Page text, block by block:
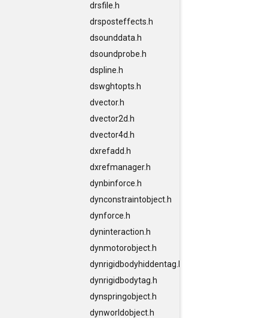
drsfile.h
drsposteffects.h
dsounddata.h
dsoundprobe.h
dspline.h
dswghtopts.h
dvector.h
dvector2d.h
dvector4d.h
dxrefadd.h
dxrefmanager.h
dynbinforce.h
dynconstraintobject.h
dynforce.h
dyninteraction.h
dynmotorobject.h
dynrigidbodyhiddentag.h
dynrigidbodytag.h
dynspringobject.h
dynworldobject.h